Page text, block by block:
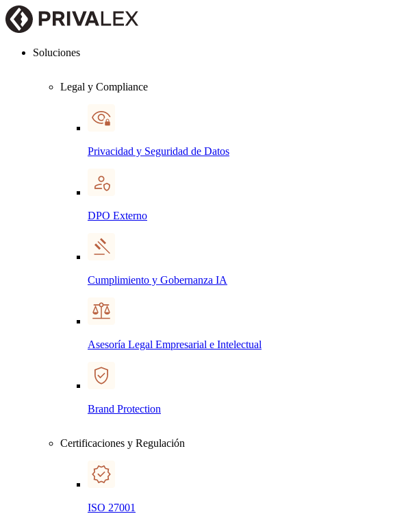
Soluciones
Legal y Compliance
Privacidad y Seguridad de Datos
DPO Externo
Cumplimiento y Gobernanza IA
Asesoría Legal Empresarial e Intelectual
Brand Protection
Certificaciones y Regulación
ISO 27001